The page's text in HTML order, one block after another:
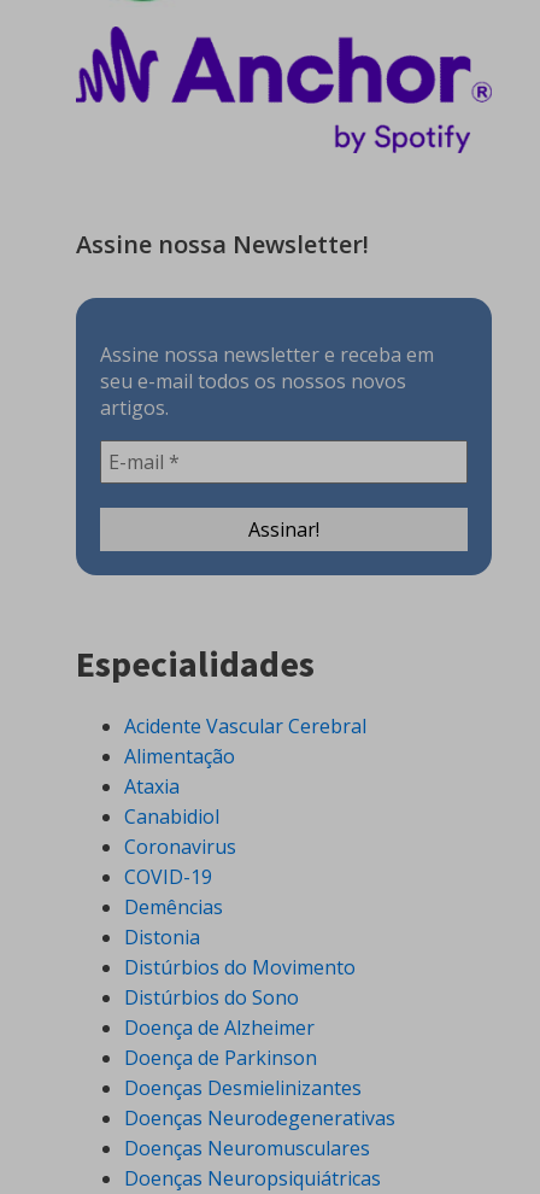
Assine nossa Newsletter!
Assine nossa newsletter e receba em
seu e-mail todos os nossos novos
artigos.
Especialidades
Acidente Vascular Cerebral
Alimentação
Ataxia
Canabidiol
Coronavirus
COVID-19
Demências
Distonia
Distúrbios do Movimento
Distúrbios do Sono
Doença de Alzheimer
Doença de Parkinson
Doenças Desmielinizantes
Doenças Neurodegenerativas
Doenças Neuromusculares
Doenças Neuropsiquiátricas